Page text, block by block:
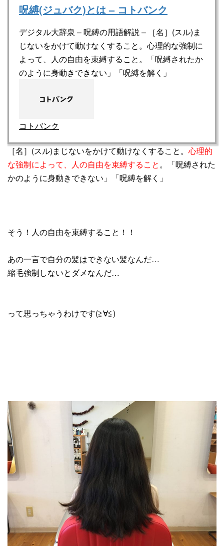
呪縛(ジュバク)とは – コトバンク
デジタル大辞泉 – 呪縛の用語解説 – ［名］(スル)ま
じないをかけて動けなくすること。心理的な強制に
よって、人の自由を束縛すること。「呪縛されたか
のように身動きできない」「呪縛を解く」
コトバンク
［名］ (スル)まじないをかけて動けなくすること。 心理的
な強制によって、人の自由を束縛すること。「呪縛された
かのように身動きできない」「呪縛を解く」
そう！人の自由を束縛すること！！
あの一言で自分の髪はできない髪なんだ…
縮毛強制しないとダメなんだ…
って思っちゃうわけです(≧∀≦)